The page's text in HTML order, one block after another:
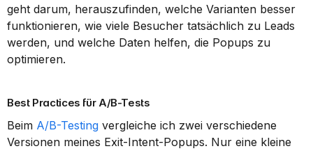
geht darum, herauszufinden, welche Varianten besser
funktionieren, wie viele Besucher tatsächlich zu Leads
werden, und welche Daten helfen, die Popups zu
optimieren.
Best Practices für A/B-Tests
Beim A/B-Testing vergleiche ich zwei verschiedene
Versionen meines Exit-Intent-Popups. Nur eine kleine